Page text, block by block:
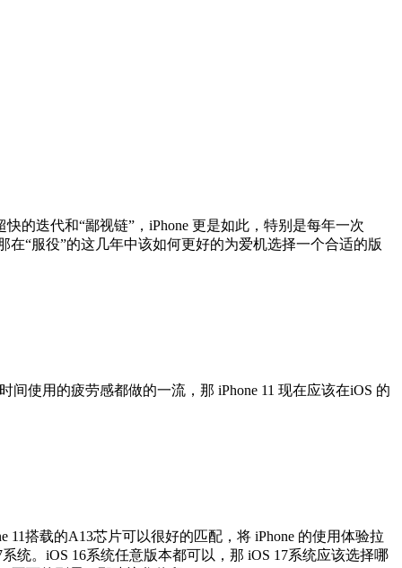
的迭代和“鄙视链”，iPhone 更是如此，特别是每年一次
“服役”的这几年中该如何更好的为爱机选择一个合适的版
间使用的疲劳感都做的一流，那 iPhone 11 现在应该在iOS 的
11搭载的A13芯片可以很好的匹配，将 iPhone 的使用体验拉
统。iOS 16系统任意版本都可以，那 iOS 17系统应该选择哪